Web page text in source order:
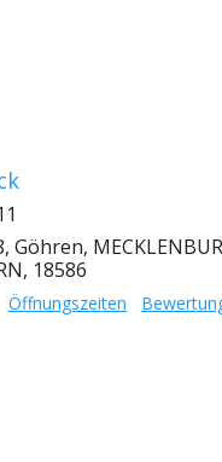
Göhren,
18586
Öffnungszeiten